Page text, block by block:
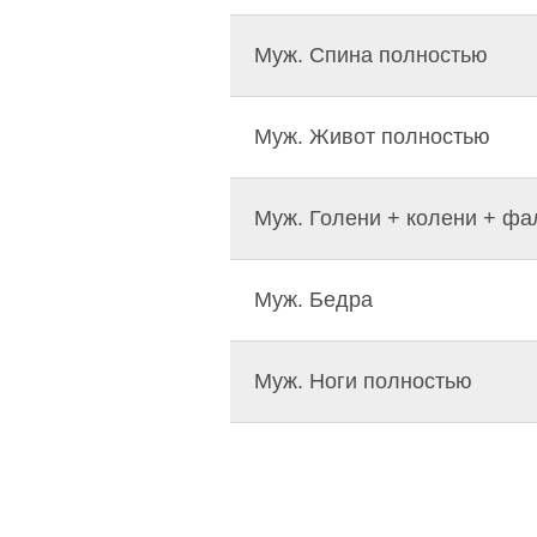
Муж. Спина полностью
Муж. Живот полностью
Муж. Голени + колени +
Муж. Бедра
Муж. Ноги полностью